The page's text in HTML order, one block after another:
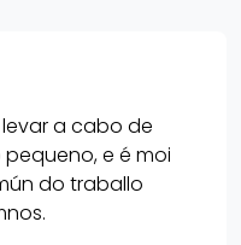
a cabo de
e é moi
do traballo